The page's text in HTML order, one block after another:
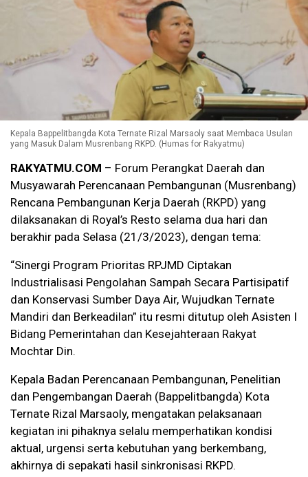
Kepala Bappelitbangda Kota Ternate Rizal Marsaoly saat Membaca Usulan
yang Masuk Dalam Musrenbang RKPD. (Humas for Rakyatmu)
RAKYATMU.COM – Forum Perangkat Daerah dan
Musyawarah Perencanaan Pembangunan (Musrenbang)
Rencana Pembangunan Kerja Daerah (RKPD) yang
dilaksanakan di Royal’s Resto selama dua hari dan
berakhir pada Selasa (21/3/2023), dengan tema:
“Sinergi Program Prioritas RPJMD Ciptakan
Industrialisasi Pengolahan Sampah Secara Partisipatif
dan Konservasi Sumber Daya Air, Wujudkan Ternate
Mandiri dan Berkeadilan” itu resmi ditutup oleh Asisten I
Bidang Pemerintahan dan Kesejahteraan Rakyat
Mochtar Din.
Kepala Badan Perencanaan Pembangunan, Penelitian
dan Pengembangan Daerah (Bappelitbangda) Kota
Ternate Rizal Marsaoly, mengatakan pelaksanaan
kegiatan ini pihaknya selalu memperhatikan kondisi
aktual, urgensi serta kebutuhan yang berkembang,
akhirnya di sepakati hasil sinkronisasi RKPD.